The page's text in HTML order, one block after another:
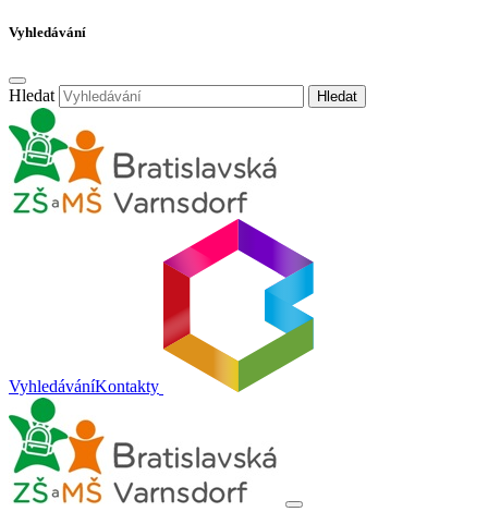
Vyhledávání
Hledat Hledat
VyhledáváníKontakty